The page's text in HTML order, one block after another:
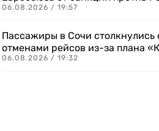
06.08.2026 / 19:57
Пассажиры в Сочи столкнулись
отменами рейсов из-за плана
06.08.2026 / 19:32